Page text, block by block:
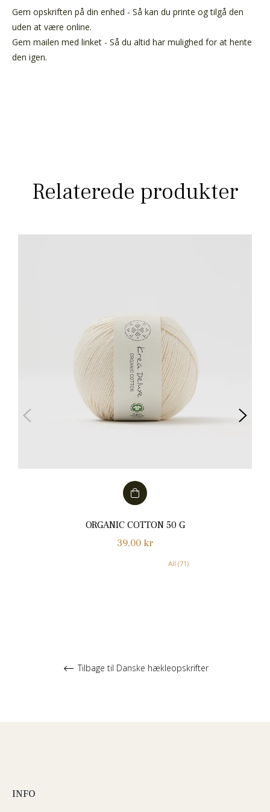
Gem opskriften på din enhed - Så kan du printe og tilgå den
uden at være online.
Gem mailen med linket - Så du altid har mulighed for at hente
den igen.
Relaterede produkter
ORGANIC COTTON 50 G
Normalpris
39,00 kr
All (71)
Tilbage til Danske hækleopskrifter
INFO